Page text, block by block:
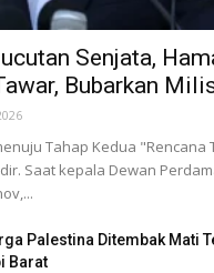
Senjata,
Bubarkan
Tahap Kedua "Rencana
Saat kepala Dewan
Palestina Ditembak Mati
Barat